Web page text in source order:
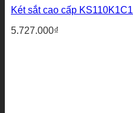
Két sắt cao cấp KS110K1C1
5.727.000₫